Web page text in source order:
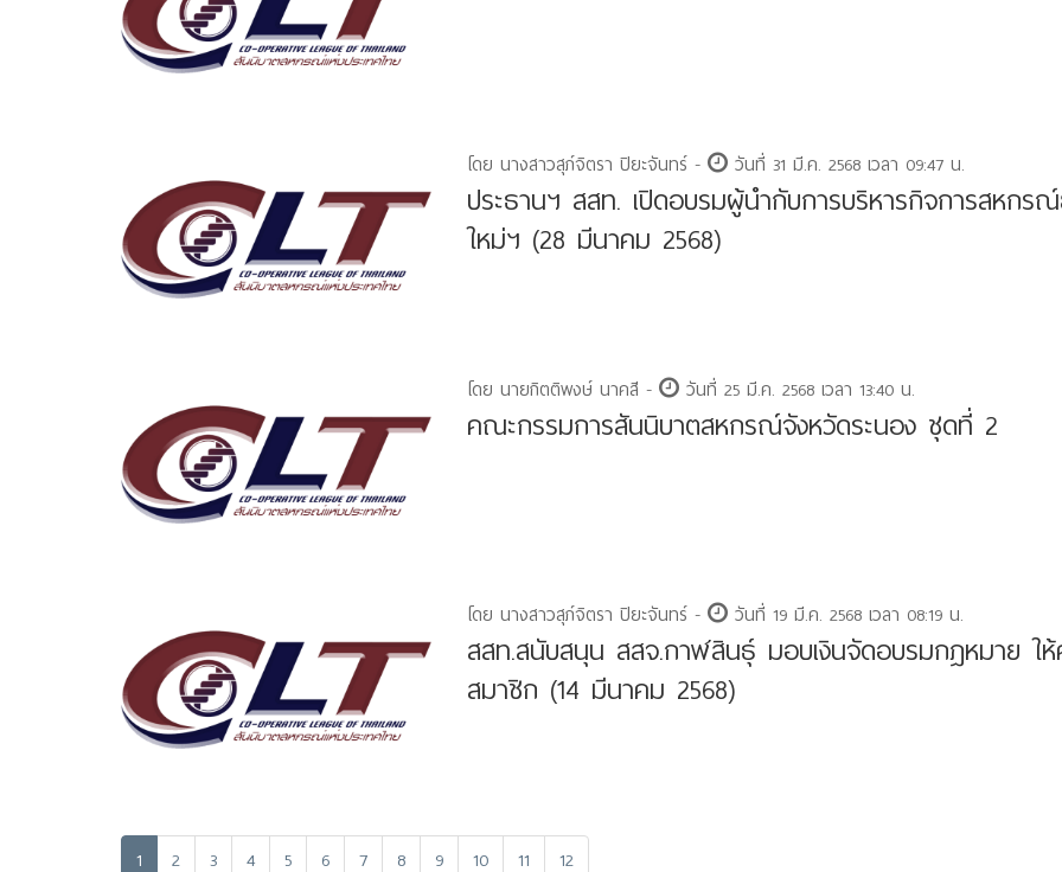
โดย นางสาวสุภ์จิตรา ปิยะจันทร์ - วันที่ 31 มี.ค. 2568 เวลา 09:47 น.
ประธานฯ สสท. เปิดอบรมผู้นำกับการบริหารกิจการสหกร
ใหม่ฯ (28 มีนาคม 2568)
โดย นายกิตติพงษ์ นาคสี - วันที่ 25 มี.ค. 2568 เวลา 13:40 น.
คณะกรรมการสันนิบาตสหกรณ์จังหวัดระนอง ชุดที่ 2
โดย นางสาวสุภ์จิตรา ปิยะจันทร์ - วันที่ 19 มี.ค. 2568 เวลา 08:19 น.
สสท.สนับสนุน สสจ.กาฬสินธุ์ มอบเงินจัดอบรมกฎหมาย ใ
สมาชิก (14 มีนาคม 2568)
1 2 3 4 5 6 7 8 9 10 11 12